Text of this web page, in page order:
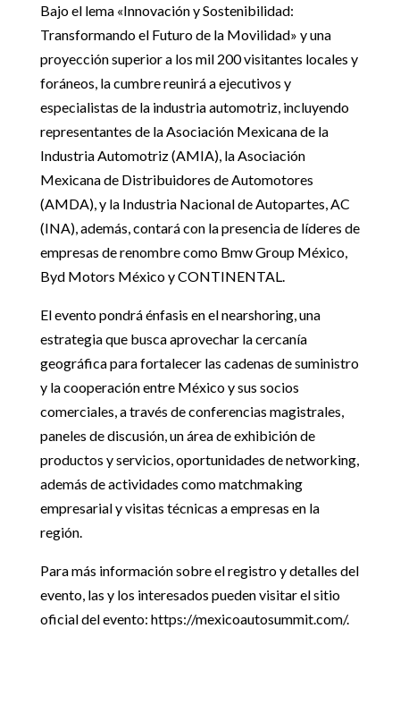
Bajo el lema «Innovación y Sostenibilidad:
Transformando el Futuro de la Movilidad» y una
proyección superior a los mil 200 visitantes locales y
foráneos, la cumbre reunirá a ejecutivos y
especialistas de la industria automotriz, incluyendo
representantes de la Asociación Mexicana de la
Industria Automotriz (AMIA), la Asociación
Mexicana de Distribuidores de Automotores
(AMDA), y la Industria Nacional de Autopartes, AC
(INA), además, contará con la presencia de líderes de
empresas de renombre como Bmw Group México,
Byd Motors México y CONTINENTAL.
El evento pondrá énfasis en el nearshoring, una
estrategia que busca aprovechar la cercanía
geográfica para fortalecer las cadenas de suministro
y la cooperación entre México y sus socios
comerciales, a través de conferencias magistrales,
paneles de discusión, un área de exhibición de
productos y servicios, oportunidades de networking,
además de actividades como matchmaking
empresarial y visitas técnicas a empresas en la
región.
Para más información sobre el registro y detalles del
evento, las y los interesados pueden visitar el sitio
oficial del evento: https://mexicoautosummit.com/.